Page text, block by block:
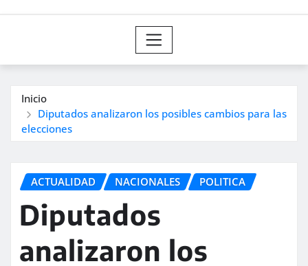
Inicio
Diputados analizaron los posibles cambios para las
elecciones
ACTUALIDAD NACIONALES POLITICA
Diputados
analizaron los